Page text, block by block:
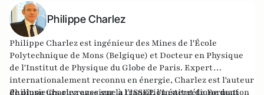
Philippe Charlez
Philippe Charlez est ingénieur des Mines de l'École
Polytechnique de Mons (Belgique) et Docteur en Physique
de l'Institut de Physique du Globe de Paris. Expert
internationalement reconnu en énergie, Charlez est l'auteur
de plusieurs ouvrages sur la transition énergétique dont
Philippe Charlez enseigne à l’ISSEP, l'Institut de Formation